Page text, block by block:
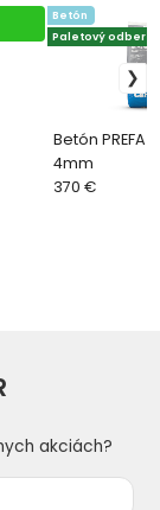
Betón PREFA
4mm
Betón
Paletový odber
370 €
akciách?